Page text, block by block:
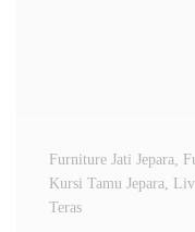
Furniture Jati Jepara,
Kursi Tamu Jepara,
Teras